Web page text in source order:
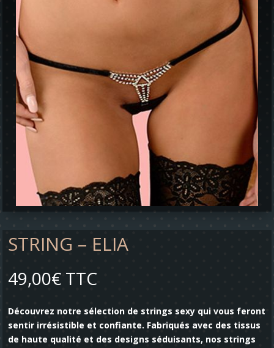
STRING – ELIA
49,00€ TTC
Découvrez notre sélection de strings sexy qui vous feront
sentir irrésistible et confiante. Fabriqués avec des tissus
de haute qualité et des designs séduisants, nos strings